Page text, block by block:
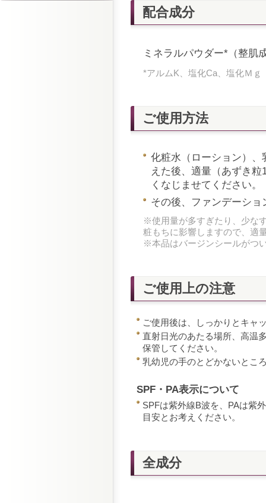
配合成分
ミネラルパウダー*（整肌
*アルムK、塩化Ca、塩化Ｍｇ
ご使用方法
化粧水（ローション）
えた後、適量（あずき
くなじませてください。
その後、ファンデーシ
※使用量が多すぎたり、少な
粧もちに影響しますので、適
※本品はバージンシールがつ
ご使用上の注意
ご使用後は、しっかりとキャ
直射日光のあたる場所、高温
保管してください。
乳幼児の手のとどかないとこ
SPF・PA表示について
SPFは紫外線B波を、PAは紫
目安とお考えください。
全成分